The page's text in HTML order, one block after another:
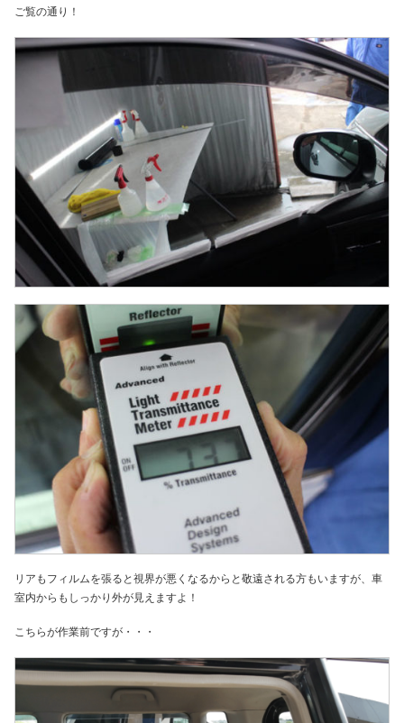
ご覧の通り！
リアもフィルムを張ると視界が悪くなるからと敬遠される方もいますが、車
室内からもしっかり外が見えますよ！
こちらが作業前ですが・・・